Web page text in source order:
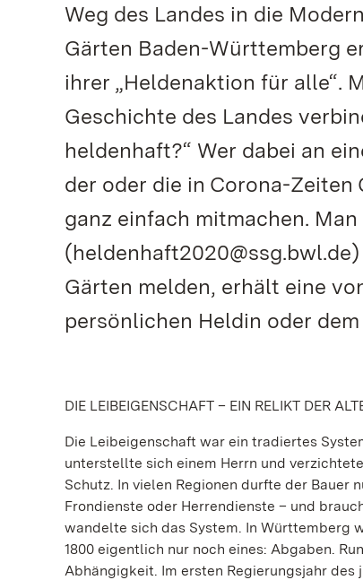
Weg des Landes in die
Gärten Baden-Württemberg
ihrer „Heldenaktion für alle“.
Geschichte des Landes
heldenhaft?“ Wer dabei an
der oder die in Corona-
ganz einfach mitmachen.
Gärten melden, erhält eine
persönlichen Heldin oder
DIE LEIBEIGENSCHAFT – EIN RELIKT DER
Die Leibeigenschaft war ein tradiertes
unterstellte sich einem Herrn und
Schutz. In vielen Regionen durfte der Bauer
Frondienste oder Herrendienste – und
wandelte sich das System. In Württemberg
1800 eigentlich nur noch eines: Abgaben.
Abhängigkeit. Im ersten Regierungsjahr